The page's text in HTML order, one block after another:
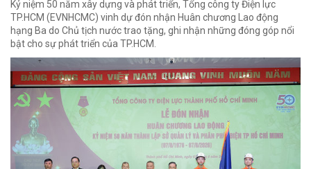
Kỷ niệm 50 năm xây dựng và phát triển, Tổng công ty Điện lực
TP.HCM (EVNHCMC) vinh dự đón nhận Huân chương Lao động
hạng Ba do Chủ tịch nước trao tặng, ghi nhận những đóng góp nổi
bật cho sự phát triển của TP.HCM.